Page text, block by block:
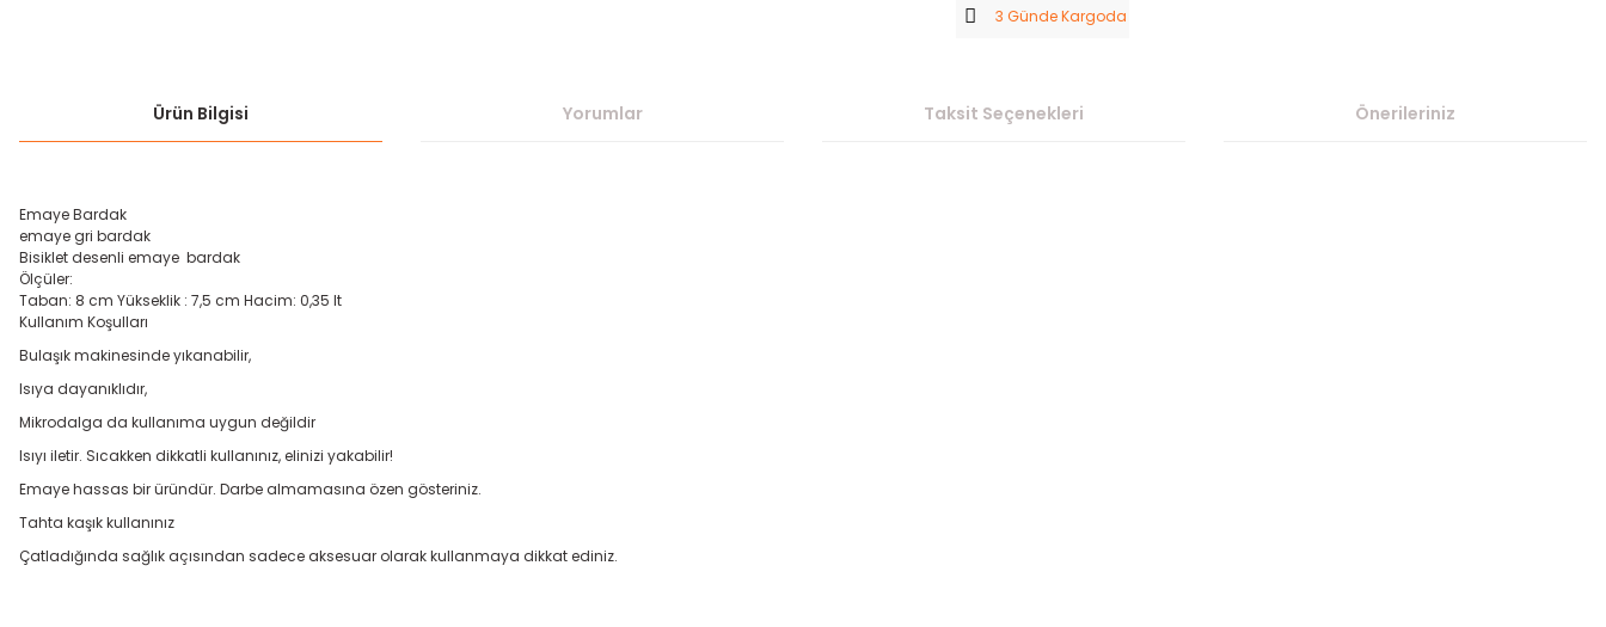
3 Günde Kargoda
Ürün Bilgisi Yorumlar Taksit Seçenekleri Önerileriniz
Emaye Bardak
emaye gri bardak
Bisiklet desenli emaye bardak
Ölçüler:
Taban: 8 cm Yükseklik : 7,5 cm Hacim: 0,35 lt
Kullanım Koşulları
Bulaşık makinesinde yıkanabilir,
Isıya dayanıklıdır,
Mikrodalga da kullanıma uygun değildir
Isıyı iletir. Sıcakken dikkatli kullanınız, elinizi yakabilir!
Emaye hassas bir üründür. Darbe almamasına özen gösteriniz.
Tahta kaşık kullanınız
Çatladığında sağlık açısından sadece aksesuar olarak kullanmaya dikkat ediniz.